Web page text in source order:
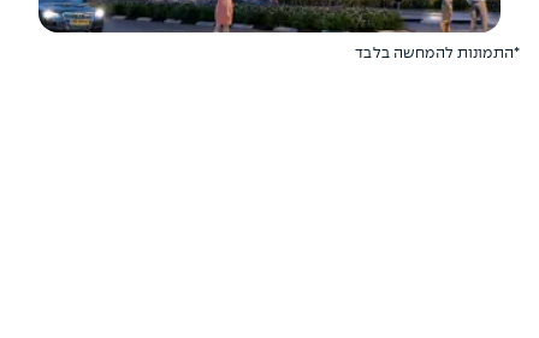
*התמונות להמחשה בלבד